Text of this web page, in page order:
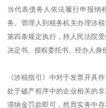
当代表债务人依法履行申报纳
务。管理人到税务机关办理涉
第四条规定执行，持人民法院
决定书、授权委托书、经办人身
《涉税指引》中对于发票开具
处于破产程序中的企业相关的
滞纳金罚款即可，然而实务中